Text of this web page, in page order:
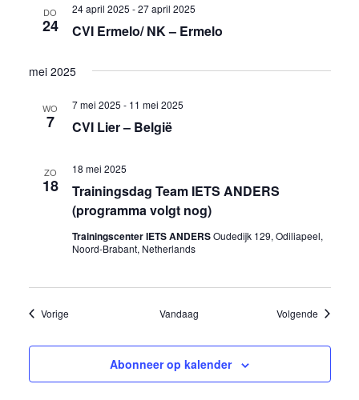
DO
24 CVI Ermelo/ NK – Ermelo
24 april 2025 -27 april 2025
mei 2025
WO
7 CVI Lier – België
7 mei 2025 - 11 mei 2025
ZO
18
Trainingsdag Team IETS ANDERS
(programma volgt nog)
18 mei 2025
Trainingscenter IETS ANDERSOudedijk 129, Odiliapeel,
Noord-Brabant, Netherlands
VorigeEvenementen Vandaag Volgende
Abonneer op kalender